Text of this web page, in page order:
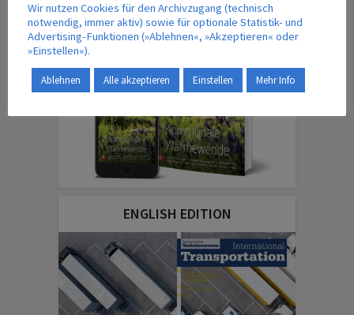
ENGLISH EDITION
Wir nutzen Cookies für den Archivzugang (technisch
notwendig, immer aktiv) sowie für optionale Statistik- und
Advertising-Funktionen (»Ablehnen«, »Akzeptieren« oder
»Einstellen«).
Ablehnen Alle akzeptieren Einstellen Mehr Info